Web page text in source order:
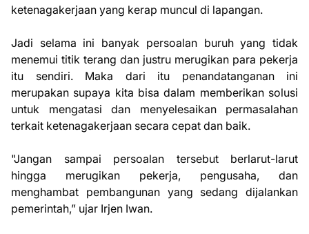
ketenagakerjaan yang kerap muncul di lapangan.
Jadi selama ini banyak persoalan buruh yang tidak
menemui titik terang dan justru merugikan para pekerja
itu sendiri. Maka dari itu penandatanganan ini
merupakan supaya kita bisa dalam memberikan solusi
untuk mengatasi dan menyelesaikan permasalahan
terkait ketenagakerjaan secara cepat dan baik.
"Jangan sampai persoalan tersebut berlarut-larut
hingga merugikan pekerja, pengusaha, dan
menghambat pembangunan yang sedang dijalankan
pemerintah,” ujar Irjen Iwan.